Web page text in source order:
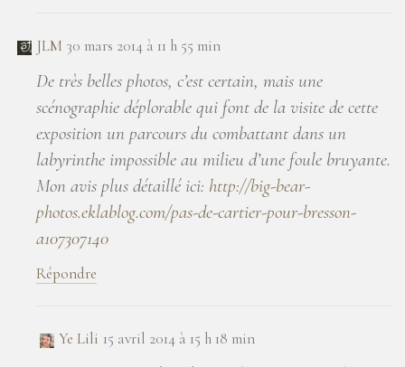
JLM 30 mars 2014 à 11 h 55 min
De très belles photos, c’est certain, mais une
scénographie déplorable qui font de la visite de cette
exposition un parcours du combattant dans un
labyrinthe impossible au milieu d’une foule bruyante.
Mon avis plus détaillé ici: http://big-bear-
photos.eklablog.com/pas-de-cartier-pour-bresson-
a107307140
Répondre
Ye Lili 15 avril 2014 à 15 h 18 min